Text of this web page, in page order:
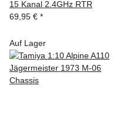
15 Kanal 2.4GHz RTR
69,95 € *
Auf Lager